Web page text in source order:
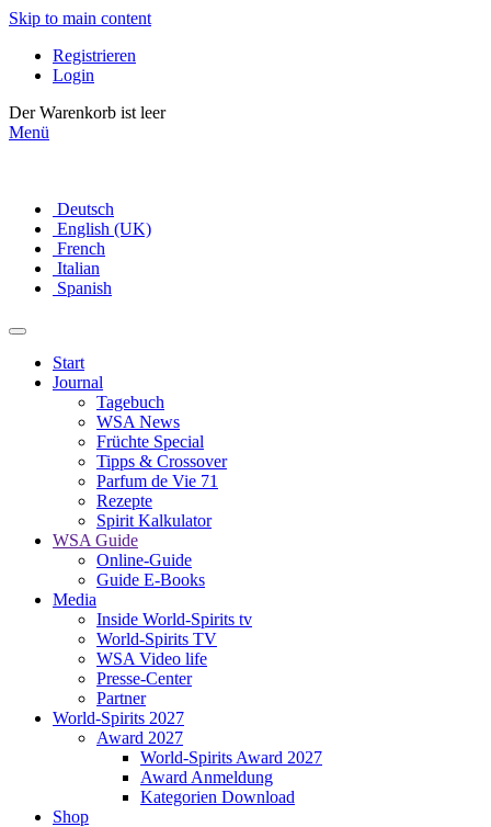
Skip to main content
Registrieren
Login
Der Warenkorb ist leer
Menü
Deutsch
English (UK)
French
Italian
Spanish
Start
Journal
Tagebuch
WSA News
Früchte Special
Tipps & Crossover
Parfum de Vie 71
Rezepte
Spirit Kalkulator
WSA Guide
Online-Guide
Guide E-Books
Media
Inside World-Spirits tv
World-Spirits TV
WSA Video life
Presse-Center
Partner
World-Spirits 2027
Award 2027
World-Spirits Award 2027
Award Anmeldung
Kategorien Download
Shop